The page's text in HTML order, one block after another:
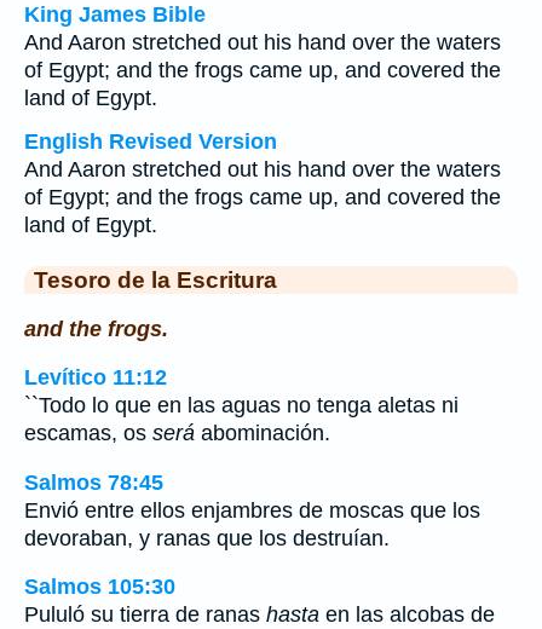
King James Bible
And Aaron stretched out his hand over the waters
of Egypt; and the frogs came up, and covered the
land of Egypt.
English Revised Version
And Aaron stretched out his hand over the waters
of Egypt; and the frogs came up, and covered the
land of Egypt.
Tesoro de la Escritura
and the frogs.
Levítico 11:12
``Todo lo que en las aguas no tenga aletas ni
escamas, os será abominación.
Salmos 78:45
Envió entre ellos enjambres de moscas que los
devoraban, y ranas que los destruían.
Salmos 105:30
Pululó su tierra de ranas hasta en las alcobas de